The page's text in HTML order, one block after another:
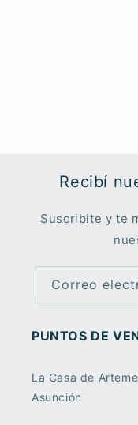
Recibí
Suscribite y te
Correo
PUNTOS DE
La Casa de
Asunción